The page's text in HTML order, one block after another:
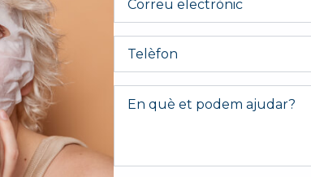
Telèfon
Message